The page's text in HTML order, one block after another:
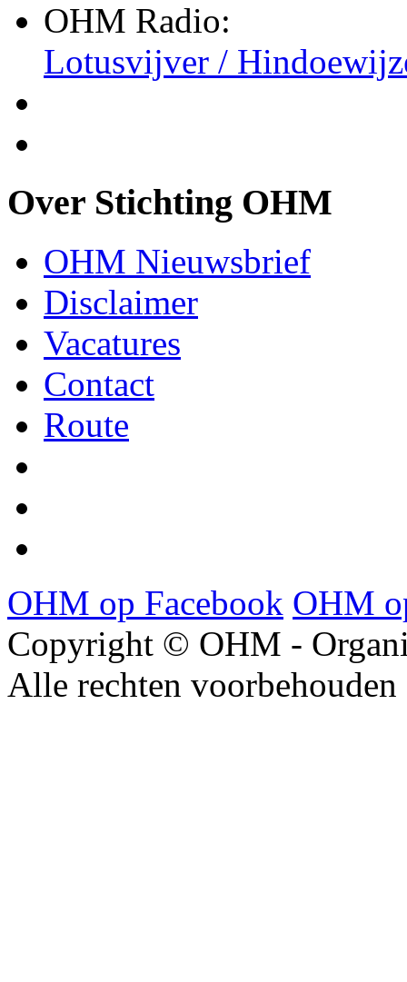
OHM Radio:
Lotusvijver /
Over Stichting OHM
OHM Nieuwsbrief
Disclaimer
Vacatures
Contact
Route
OHM op Facebook OHM
Copyright © OHM -
Alle rechten